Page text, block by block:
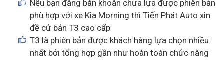
Nếu bạn đăng băn khoăn chưa lựa được phiên bản
phù hợp với xe Kia Morning thì Tiến Phát Auto xin
đề cử bản T3 cao cấp
T3 là phiên bản được khách hàng lựa chọn nhiều
nhất bởi tổng hợp gần như hoàn toàn chức năng